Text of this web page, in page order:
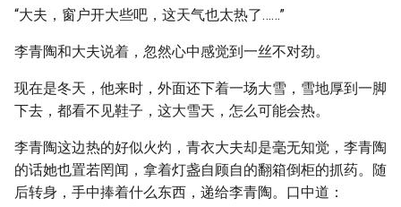
“大夫，窗户开大些吧，这天气也太热了……”
李青陶和大夫说着，忽然心中感觉到一丝不对劲。
现在是冬天，他来时，外面还下着一场大雪，雪地厚到一脚
下去，都看不见鞋子，这大雪天，怎么可能会热。
李青陶这边热的好似火灼，青衣大夫却是毫无知觉，李青陶
的话她也置若罔闻，拿着灯盏自顾自的翻箱倒柜的抓药。随
后转身，手中捧着什么东西，递给李青陶。口中道：